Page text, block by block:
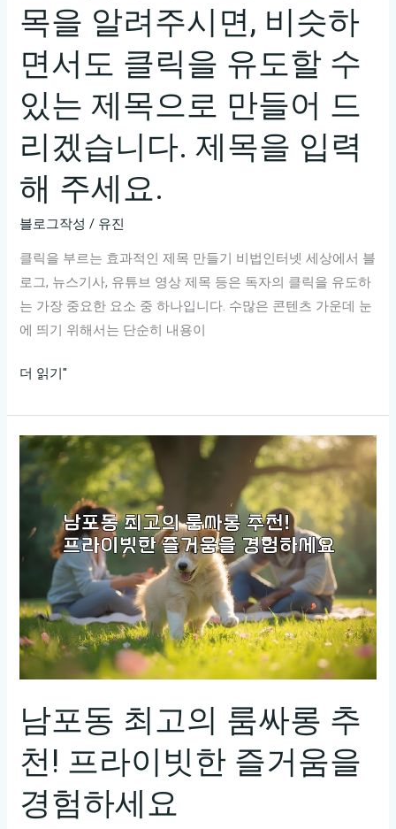
합
적
선
택
은?
목을 알려주시면, 비슷하
면서도 클릭을 유도할 수
있는 제목으로 만들어 드
리겠습니다. 제목을 입력
해 주세요.
블로그작성 / 유진
클릭을 부르는 효과적인 제목 만들기 비법인터넷 세상에서 블
로그, 뉴스기사, 유튜브 영상 제목 등은 독자의 클릭을 유도하
는 가장 중요한 요소 중 하나입니다. 수많은 콘텐츠 가운데 눈
에 띄기 위해서는 단순히 내용이
물
입
니
다!
시
는
목
을
알
려
주
시
면,
비
슷
더 읽기"
남포동 최고의 룸싸롱 추
천! 프라이빗한 즐거움을
경험하세요